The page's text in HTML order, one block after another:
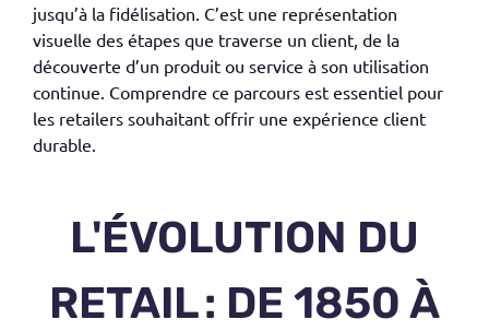
jusqu’à la fidélisation. C’est une représentation
visuelle des étapes que traverse un client, de la
découverte d’un produit ou service à son utilisation
continue. Comprendre ce parcours est essentiel pour
les retailers souhaitant offrir une expérience client
durable.
L'ÉVOLUTION DU
RETAIL : DE 1850 À